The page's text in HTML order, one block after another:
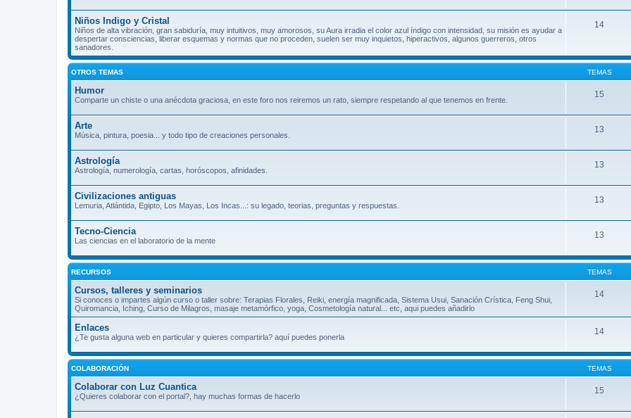
Niños Indigo y Cristal
Niños de alta vibración, gran sabiduría, muy intuitivos, muy amorosos, su Aura irradia el color azul índigo con intensidad, su misión es ayudar a
despertar consciencias, liberar esquemas y normas que no proceden, suelen ser muy inquietos, hiperactivos, algunos guerreros, otros
sanadores.
14
OTROS TEMAS TEMAS
Humor
Comparte un chiste o una anécdota graciosa, en este foro nos reiremos un rato, siempre respetando al que tenemos en frente.
15
Arte
Música, pintura, poesia... y todo tipo de creaciones personales.
13
Astrología
Astrología, numerología, cartas, horóscopos, afinidades.
13
Civilizaciones antiguas
Lemuria, Atlántida, Egipto, Los Mayas, Los Incas...: su legado, teorias, preguntas y respuestas.
13
Tecno-Ciencia
Las ciencias en el laboratorio de la mente
13
RECURSOS TEMAS
Cursos, talleres y seminarios
Si conoces o impartes algún curso o taller sobre: Terapias Florales, Reiki, energía magnificada, Sistema Usui, Sanación Crística, Feng Shui,
Quiromancia, Iching, Curso de Milagros, masaje metamórfico, yoga, Cosmetología natural... etc, aqui puedes añadirlo
14
Enlaces
¿Te gusta alguna web en particular y quieres compartirla? aquí puedes ponerla
14
COLABORACIÓN TEMAS
Colaborar con Luz Cuantica
¿Quieres colaborar con el portal?, hay muchas formas de hacerlo
15